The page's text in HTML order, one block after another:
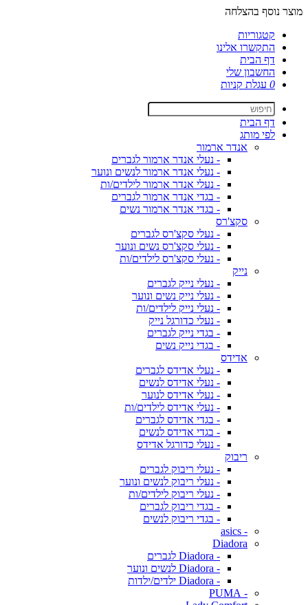
מוצר נוסף בהצלחה
קטגוריות
התקשרו אלינו
דף הבית
החשבון שלי
0 עגלת קניות
דף הבית
לפי מותג
אנדר ארמור
- נעלי אנדר ארמור לגברים
- נעלי אנדר ארמור לנשים ונוער
- נעלי אנדר ארמור לילדים/ות
- בגדי אנדר ארמור לגברים
- בגדי אנדר ארמור נשים
סקצ'רס
- נעלי סקצ'רס לגברים
- נעלי סקצ'רס נשים ונוער
- נעלי סקצ'רס לילדים/ות
נייק
- נעלי נייק לגברים
- נעלי נייק נשים ונוער
- נעלי נייק לילדים/ות
- נעלי כדורגל נייק
- בגדי נייק לגברים
- בגדי נייק נשים
אדידס
- נעלי אדידס לגברים
- נעלי אדידס לנשים
- נעלי אדידס לנוער
- נעלי אדידס לילדים/ות
- בגדי אדידס לגברים
- בגדי אדידס לנשים
- נעלי כדורגל אדידס
ריבוק
- נעלי ריבוק לגברים
- נעלי ריבוק לנשים ונוער
- נעלי ריבוק לילדים/ות
- בגדי ריבוק לגברים
- בגדי ריבוק לנשים
- asics
Diadora
- Diadora לגברים
- Diadora לנשים ונוער
- Diadora ילדים/ילדות
- PUMA